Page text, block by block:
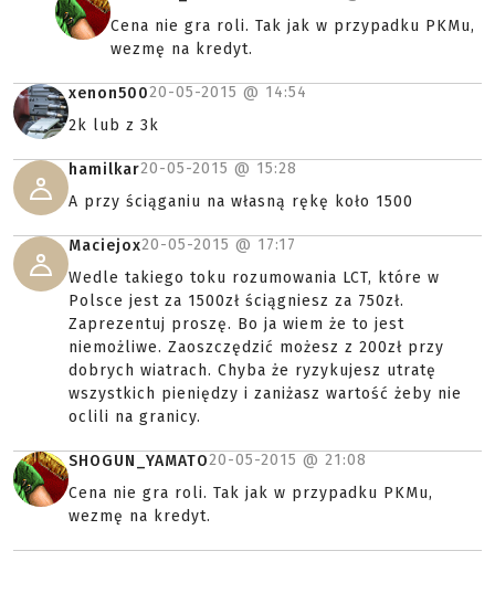
Cena nie gra roli. Tak jak w przypadku PKMu,
wezmę na kredyt.
xenon50020-05-2015 @ 14:54
2k lub z 3k
hamilkar20-05-2015 @ 15:28
A przy ściąganiu na własną rękę koło 1500
Maciejox20-05-2015 @ 17:17
Wedle takiego toku rozumowania LCT, które w
Polsce jest za 1500zł ściągniesz za 750zł.
Zaprezentuj proszę. Bo ja wiem że to jest
niemożliwe. Zaoszczędzić możesz z 200zł przy
dobrych wiatrach. Chyba że ryzykujesz utratę
wszystkich pieniędzy i zaniżasz wartość żeby nie
oclili na granicy.
SHOGUN_YAMATO20-05-2015 @ 21:08
Cena nie gra roli. Tak jak w przypadku PKMu,
wezmę na kredyt.